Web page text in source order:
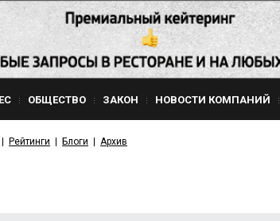
ОБЩЕСТВО ЗАКОН НОВОСТИ КОМПАНИЙ
Рейтинги Блоги Архив